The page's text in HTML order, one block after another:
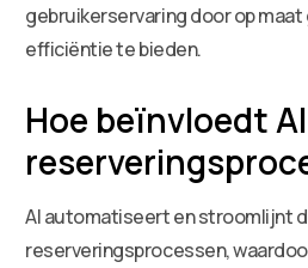
gebruikerservaring door op
efficiëntie te bieden.
Hoe beïnvloedt
AI automatiseert en stroomlijnt
reserveringsprocessen,